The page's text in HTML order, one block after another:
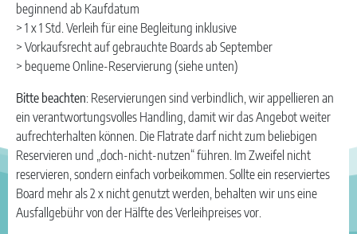
beginnend ab Kaufdatum
> 1 x 1 Std. Verleih für eine Begleitung inklusive
> Vorkaufsrecht auf gebrauchte Boards ab September
> bequeme Online-Reservierung (siehe unten)
Bitte beachten: Reservierungen sind verbindlich, wir appellieren an
ein verantwortungsvolles Handling, damit wir das Angebot weiter
aufrechterhalten können. Die Flatrate darf nicht zum beliebigen
Reservieren und „doch-nicht-nutzen“ führen. Im Zweifel nicht
reservieren, sondern einfach vorbeikommen. Sollte ein reserviertes
Board mehr als 2 x nicht genutzt werden, behalten wir uns eine
Ausfallgebühr von der Hälfte des Verleihpreises vor.